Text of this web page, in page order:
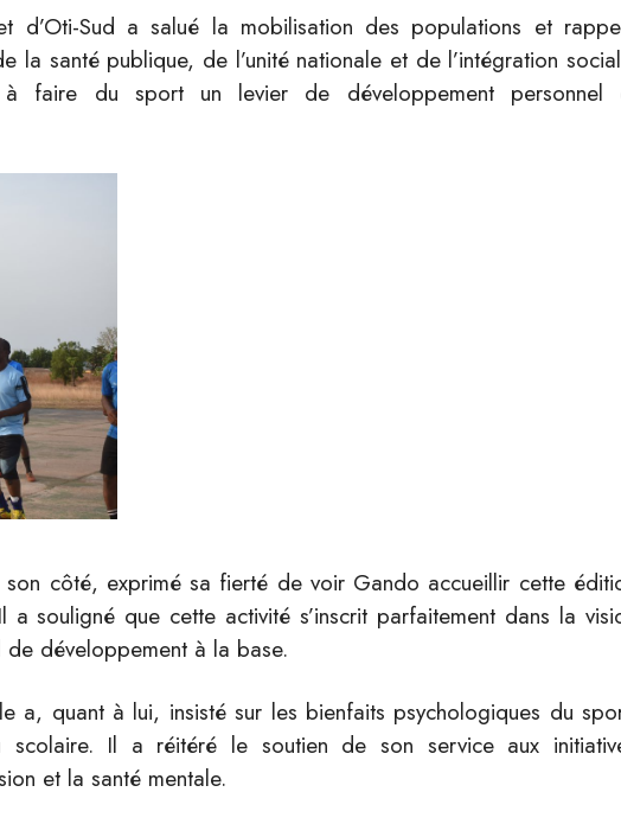
d’Oti-Sud a salué la mobilisation des populations et
la santé publique, de l’unité nationale et de l’intégration
faire du sport un levier de développement personnel
côté, exprimé sa fierté de voir Gando accueillir cette
souligné que cette activité s’inscrit parfaitement dans la
développement à la base.
a, quant à lui, insisté sur les bienfaits psychologiques du
Il a réitéré le soutien de son service aux
et la santé mentale.